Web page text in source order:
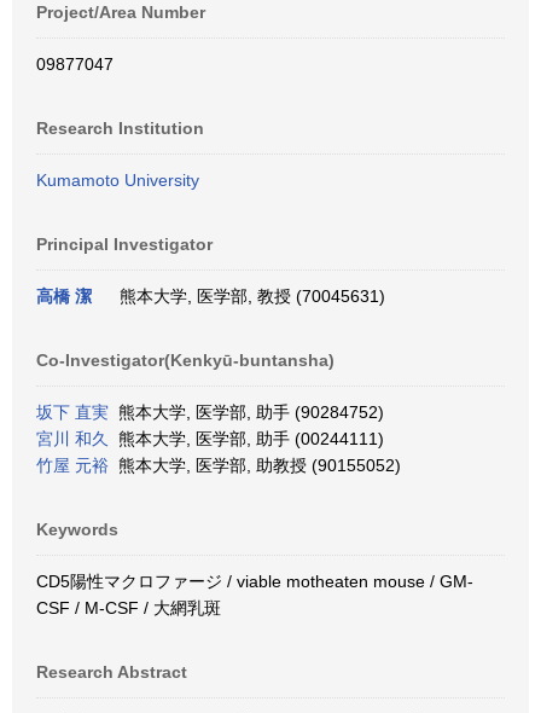
Project/Area Number
09877047
Research Institution
Kumamoto University
Principal Investigator
高橋 潔 熊本大学, 医学部, 教授 (70045631)
Co-Investigator(Kenkyū-buntansha)
坂下 直実 熊本大学, 医学部, 助手 (90284752)
宮川 和久
熊本大学, 医学部, 助手 (00244111)
竹屋 元裕 熊本大学, 医学部, 助教授 (90155052)
Keywords
CD5陽性マクロファージ / viable motheaten mouse / GM-
CSF / M-CSF / 大網乳斑
Research Abstract